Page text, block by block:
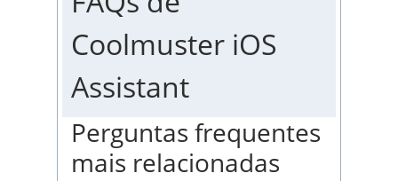
Coolmuster iOS
Assistant
Perguntas frequentes
mais relacionadas